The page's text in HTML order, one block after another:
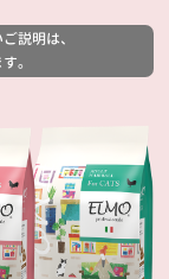
説明は、
。